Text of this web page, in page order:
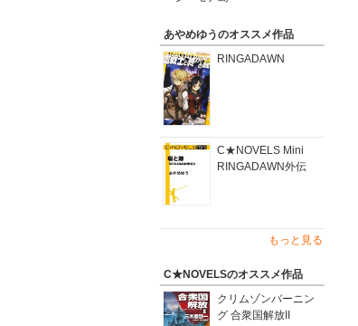
あやめゆうのオススメ作品
RINGADAWN
C★NOVELS Mini
RINGADAWN外伝
もっと見る
C★NOVELSのオススメ作品
クリムゾンバーニン
グ 合衆国解放II